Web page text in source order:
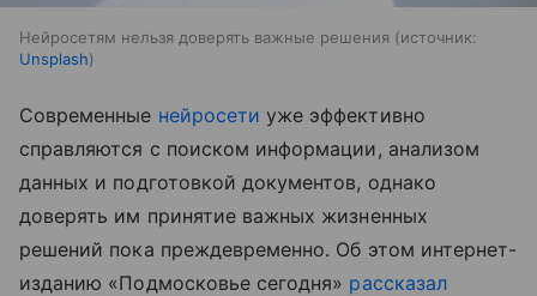
Нейросетям нельзя доверять важные решения
источник:
Unsplash
Современные нейросети уже эффективно
справляются с поиском информации, анализом
данных и подготовкой документов, однако
доверять им принятие важных жизненных
решений пока преждевременно. Об этом интернет-
изданию «Подмосковье сегодня» рассказал